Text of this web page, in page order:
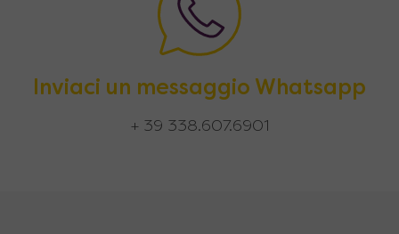
Inviaci un messaggio Whatsapp
+ 39 338.607.6901